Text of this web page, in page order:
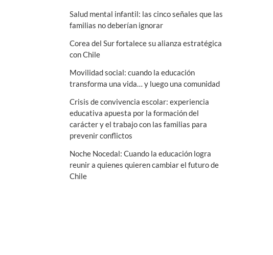
m
ú
Salud mental infantil: las cinco señales que las
familias no deberían ignorar
Corea del Sur fortalece su alianza estratégica
con Chile
Movilidad social: cuando la educación
transforma una vida… y luego una comunidad
Crisis de convivencia escolar: experiencia
educativa apuesta por la formación del
carácter y el trabajo con las familias para
prevenir conflictos
Noche Nocedal: Cuando la educación logra
reunir a quienes quieren cambiar el futuro de
Chile